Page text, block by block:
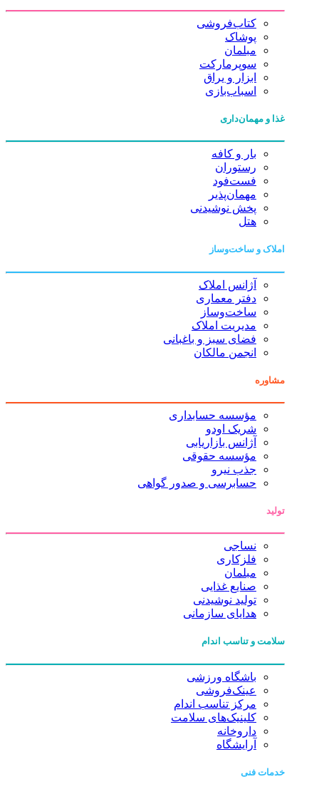
کتاب‌فروشی
پوشاک
مبلمان
سوپرمارکت
ابزار و یراق
اسباب‌بازی
غذا و مهمان‌داری
بار و کافه
رستوران
فست‌فود
مهمان‌پذیر
پخش نوشیدنی
هتل
املاک و ساخت‌وساز
آژانس املاک
دفتر معماری
ساخت‌وساز
مدیریت املاک
فضای سبز و باغبانی
انجمن مالکان
مشاوره
مؤسسه حسابداری
شریک اودو
آژانس بازاریابی
مؤسسه حقوقی
جذب نیرو
حسابرسی و صدور گواهی
تولید
نساجی
فلزکاری
مبلمان
صنایع غذایی
تولید نوشیدنی
هدایای سازمانی
سلامت و تناسب اندام
باشگاه ورزشی
عینک‌فروشی
مرکز تناسب اندام
کلینیک‌های سلامت
داروخانه
آرایشگاه
خدمات فنی